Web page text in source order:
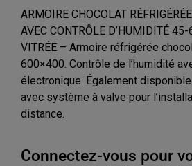
ARMOIRE CHOCOLAT
AVEC CONTRÔLE D’HUMIDITÉ
VITRÉE – Armoire réfrigérée
600×400. Contrôle de l’humidité
électronique. Également
avec système à valve pour
distance.
Connectez-vous pour